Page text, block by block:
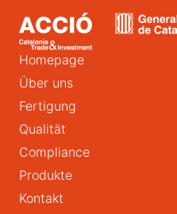
Homepage
Über uns
Fertigung
Qualität
Compliance
Produkte
Kontakt